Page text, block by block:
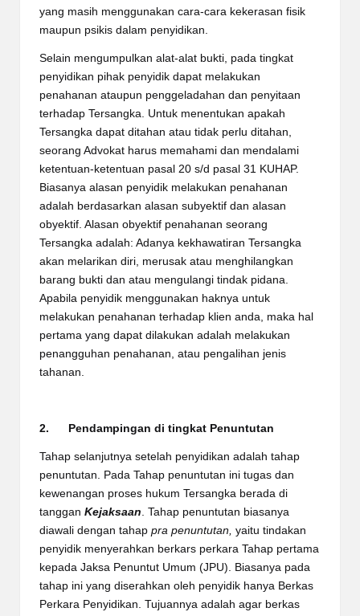
yang masih menggunakan cara-cara kekerasan fisik
maupun psikis dalam penyidikan.
Selain mengumpulkan alat-alat bukti, pada tingkat
penyidikan pihak penyidik dapat melakukan
penahanan ataupun penggeladahan dan penyitaan
terhadap Tersangka. Untuk menentukan apakah
Tersangka dapat ditahan atau tidak perlu ditahan,
seorang Advokat harus memahami dan mendalami
ketentuan-ketentuan pasal 20 s/d pasal 31 KUHAP.
Biasanya alasan penyidik melakukan penahanan
adalah berdasarkan alasan subyektif dan alasan
obyektif. Alasan obyektif penahanan seorang
Tersangka adalah: Adanya kekhawatiran Tersangka
akan melarikan diri, merusak atau menghilangkan
barang bukti dan atau mengulangi tindak pidana.
Apabila penyidik menggunakan haknya untuk
melakukan penahanan terhadap klien anda, maka hal
pertama yang dapat dilakukan adalah melakukan
penangguhan penahanan, atau pengalihan jenis
tahanan.
2. Pendampingan di tingkat Penuntutan
Tahap selanjutnya setelah penyidikan adalah tahap
penuntutan. Pada Tahap penuntutan ini tugas dan
kewenangan proses hukum Tersangka berada di
tanggan Kejaksaan . Tahap penuntutan biasanya
diawali dengan tahap pra penuntutan, yaitu tindakan
penyidik menyerahkan berkars perkara Tahap pertama
kepada Jaksa Penuntut Umum (JPU). Biasanya pada
tahap ini yang diserahkan oleh penyidik hanya Berkas
Perkara Penyidikan. Tujuannya adalah agar berkas